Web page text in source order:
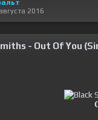
2016
- Out Of You